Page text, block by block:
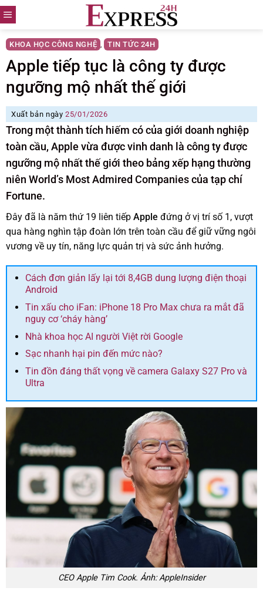
Skip
to
content
KHOA HỌC CÔNG NGHỆ , TIN TỨC 24H
Apple tiếp tục là công ty được
ngưỡng mộ nhất thế giới
Xuất bản ngày25/01/2026
Trong một thành tích hiếm có của giới doanh nghiệp
toàn cầu, Apple vừa được vinh danh là công ty được
ngưỡng mộ nhất thế giới theo bảng xếp hạng thường
niên World’s Most Admired Companies của tạp chí
Fortune.
Đây đã là năm thứ 19 liên tiếp Apple đứng ở vị trí số 1, vượt
qua hàng nghìn tập đoàn lớn trên toàn cầu để giữ vững ngôi
vương về uy tín, năng lực quản trị và sức ảnh hưởng.
Cách đơn giản lấy lại tới 8,4GB dung lượng điện thoại
Android
Tin xấu cho iFan: iPhone 18 Pro Max chưa ra mắt đã
nguy cơ ‘cháy hàng’
Nhà khoa học AI người Việt rời Google
Sạc nhanh hại pin đến mức nào?
Tin đồn đáng thất vọng về camera Galaxy S27 Pro và
Ultra
CEO Apple Tim Cook. Ảnh: AppleInsider